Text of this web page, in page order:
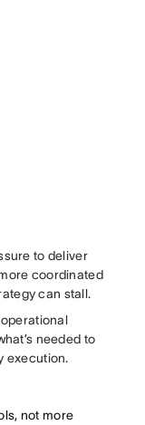
to deliver
coordinated
can stall.
needed to
execution.
not more